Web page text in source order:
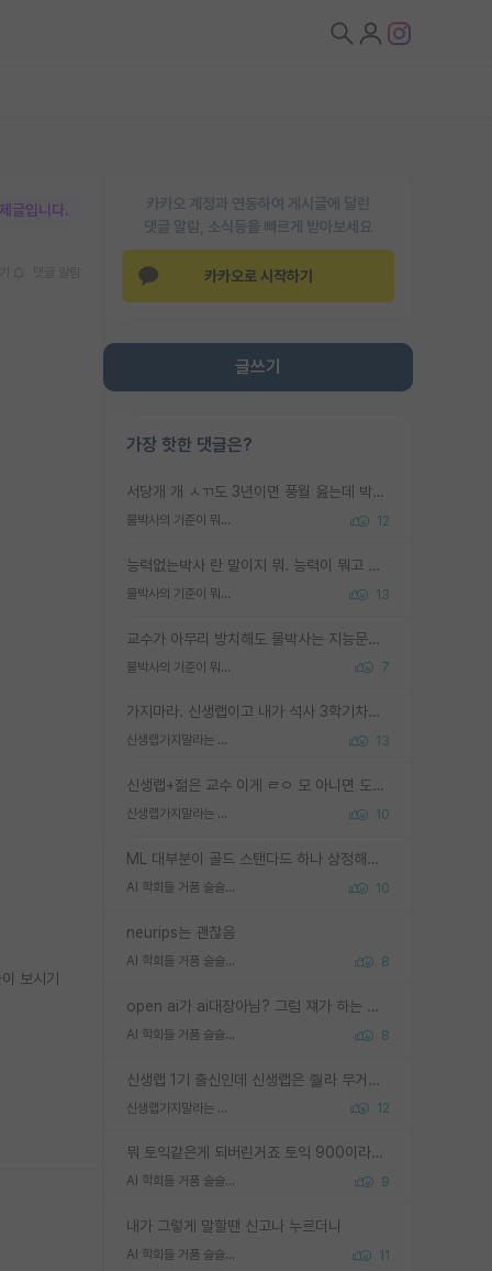
카카오 계정과 연동하여 게시글에 달린
댓글 알람, 소식등을 빠르게 받아보세요
카카오로 시작하기
글쓰기
가장 핫한 댓글은?
서당개 개 ㅅㄲ도 3년이면 풍월 읊는데 박사 5년 이상 대리고 있으면서 물된건 교수 탓 맞는ㄱ게 거기가 서당이 아니란 소리임
물박사의 기준이 뭐임? 12
능력없는박사 란 말이지 뭐. 능력이 뭐고 능력이 있다는게 뭔지는 사람마다 기준이 다르니까 얘기해봐야 서로 자기 기준만 얘기해서 논쟁이 끝이 안나고. 주위에서 능력있고 야심있는 신입생이 교수가 유의미한 피드백을 아예 안주면서 제대로된 과제에 참여해볼 기회도 제공하지 않고 잡일 뺑뺑이만 돌려서 맨날 단순작업만 하면서 밤새다가 눈빛이 점점 죽어가는걸 본 사람은 물박사는 교수탓이라고 하고, 교수는 이것저것 알려도 주고 기회도 주고 사수 동기 붙여주면서 어떻게든 끌고가려고 하는데 본인이 매일 뺀질거리면서 출근 하는둥마는둥 하다가 기껏 와서도 폰이나 쳐다보다가 실험 망치고 저녁약속있어서 먼저 가볼게요~ 하는걸 본 사람은 물박사는 본인탓이라고 함.
물박사의 기준이 뭐임? 13
교수가 아무리 방치해도 물박사는 지능문제고 본인 의지 문제임. 만물 교수탓 하는 애들이 이상한거임.
물박사의 기준이 뭐임? 7
가지마라. 신생랩이고 내가 석사 3학기차인데 최고참인데 나도 아무것도 모르는데 교수가 후배들 왜 논문 교육 안시키냐. 논문 왜 안 써오냐 닦달한다
신생랩가지말라는 이유가 있었구나 13
신생랩+젊은 교수 이게 ㄹㅇ 모 아니면 도인듯.
신생랩가지말라는 이유가 있었구나 10
ML 대부분이 골드 스탠다드 하나 상정해놓고 (벤치마크 데이터셋이 여러 개면 여러 개 상정) 그거 얼마나 잘 맞추나 싸움임 가끔 번뜩이는 설계 철학을 보여주는 논문들도 있지만 대부분 그거 성적 얼마나 더 올리느라에 혈안이 되어 있는 측면이 잇음
AI 학회들 거품 슬슬 지적이 나오네요 10
neurips는 괜찮음
AI 학회들 거품 슬슬 지적이 나오네요 8
open ai가 ai대장아님? 그럼 쟤가 하는 말이 다 맞겠네
AI 학회들 거품 슬슬 지적이 나오네요 8
신생랩 1기 출신인데 신생랩은 줠라 무거운 바벨 같은거임. 들면 대박인데 못들면 깔려 죽음. 아무도 알려주지 않는 환경에서 자생해야하지만, 일단 살아남았다면 그 어떤 사람보다 악착같고 생존력 높은 사람으로 거듭날 수 있음
신생랩가지말라는 이유가 있었구나 12
뭐 토익같은게 되버린거죠 토익 900이라고 영어잘하는건 아닙니다만 잘하는사람은 다 900을 넘는 그런
AI 학회들 거품 슬슬 지적이 나오네요 9
내가 그렇게 말할땐 신고나 누르더니
AI 학회들 거품 슬슬 지적이 나오네요 11
글입니다.
보시기